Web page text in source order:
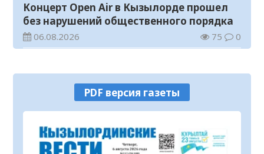
Концерт Open Air в Кызылорде прошел
без нарушений общественного порядка
06.08.2026 75 0
конкурс видеороликов о семейных
ценностях и Конституции
06.08.2026
Соблюдение правил пожарной
безопасности – обязанность каждого
гражданина
06.08.2026 36
PDF версия газеты